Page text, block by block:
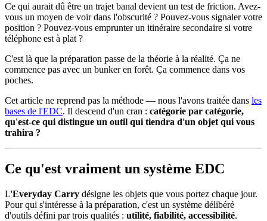
Ce qui aurait dû être un trajet banal devient un test de friction. Avez-
vous un moyen de voir dans l'obscurité ? Pouvez-vous signaler votre
position ? Pouvez-vous emprunter un itinéraire secondaire si votre
téléphone est à plat ?
C'est là que la préparation passe de la théorie à la réalité. Ça ne
commence pas avec un bunker en forêt. Ça commence dans vos
poches.
Cet article ne reprend pas la méthode — nous l'avons traitée dans les
bases de l'EDC. Il descend d'un cran : catégorie par catégorie,
qu'est-ce qui distingue un outil qui tiendra d'un objet qui vous
trahira ?
Ce qu'est vraiment un système EDC
L'Everyday Carry désigne les objets que vous portez chaque jour.
Pour qui s'intéresse à la préparation, c'est un système délibéré
d'outils défini par trois qualités : utilité, fiabilité, accessibilité.